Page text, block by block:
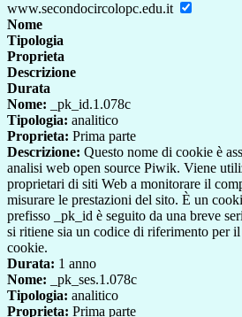
www.secondocircolopc.edu.it
Nome
Tipologia
Proprieta
Descrizione
Durata
Nome: _pk_id.1.078c
Tipologia: analitico
Proprieta: Prima parte
Descrizione: Questo nome di cookie è
analisi web open source Piwik. Viene
proprietari di siti Web a monitorare il
misurare le prestazioni del sito. È un
prefisso _pk_id è seguito da una breve
si ritiene sia un codice di riferimento per
cookie.
Durata: 1 anno
Nome: _pk_ses.1.078c
Tipologia: analitico
Proprieta: Prima parte